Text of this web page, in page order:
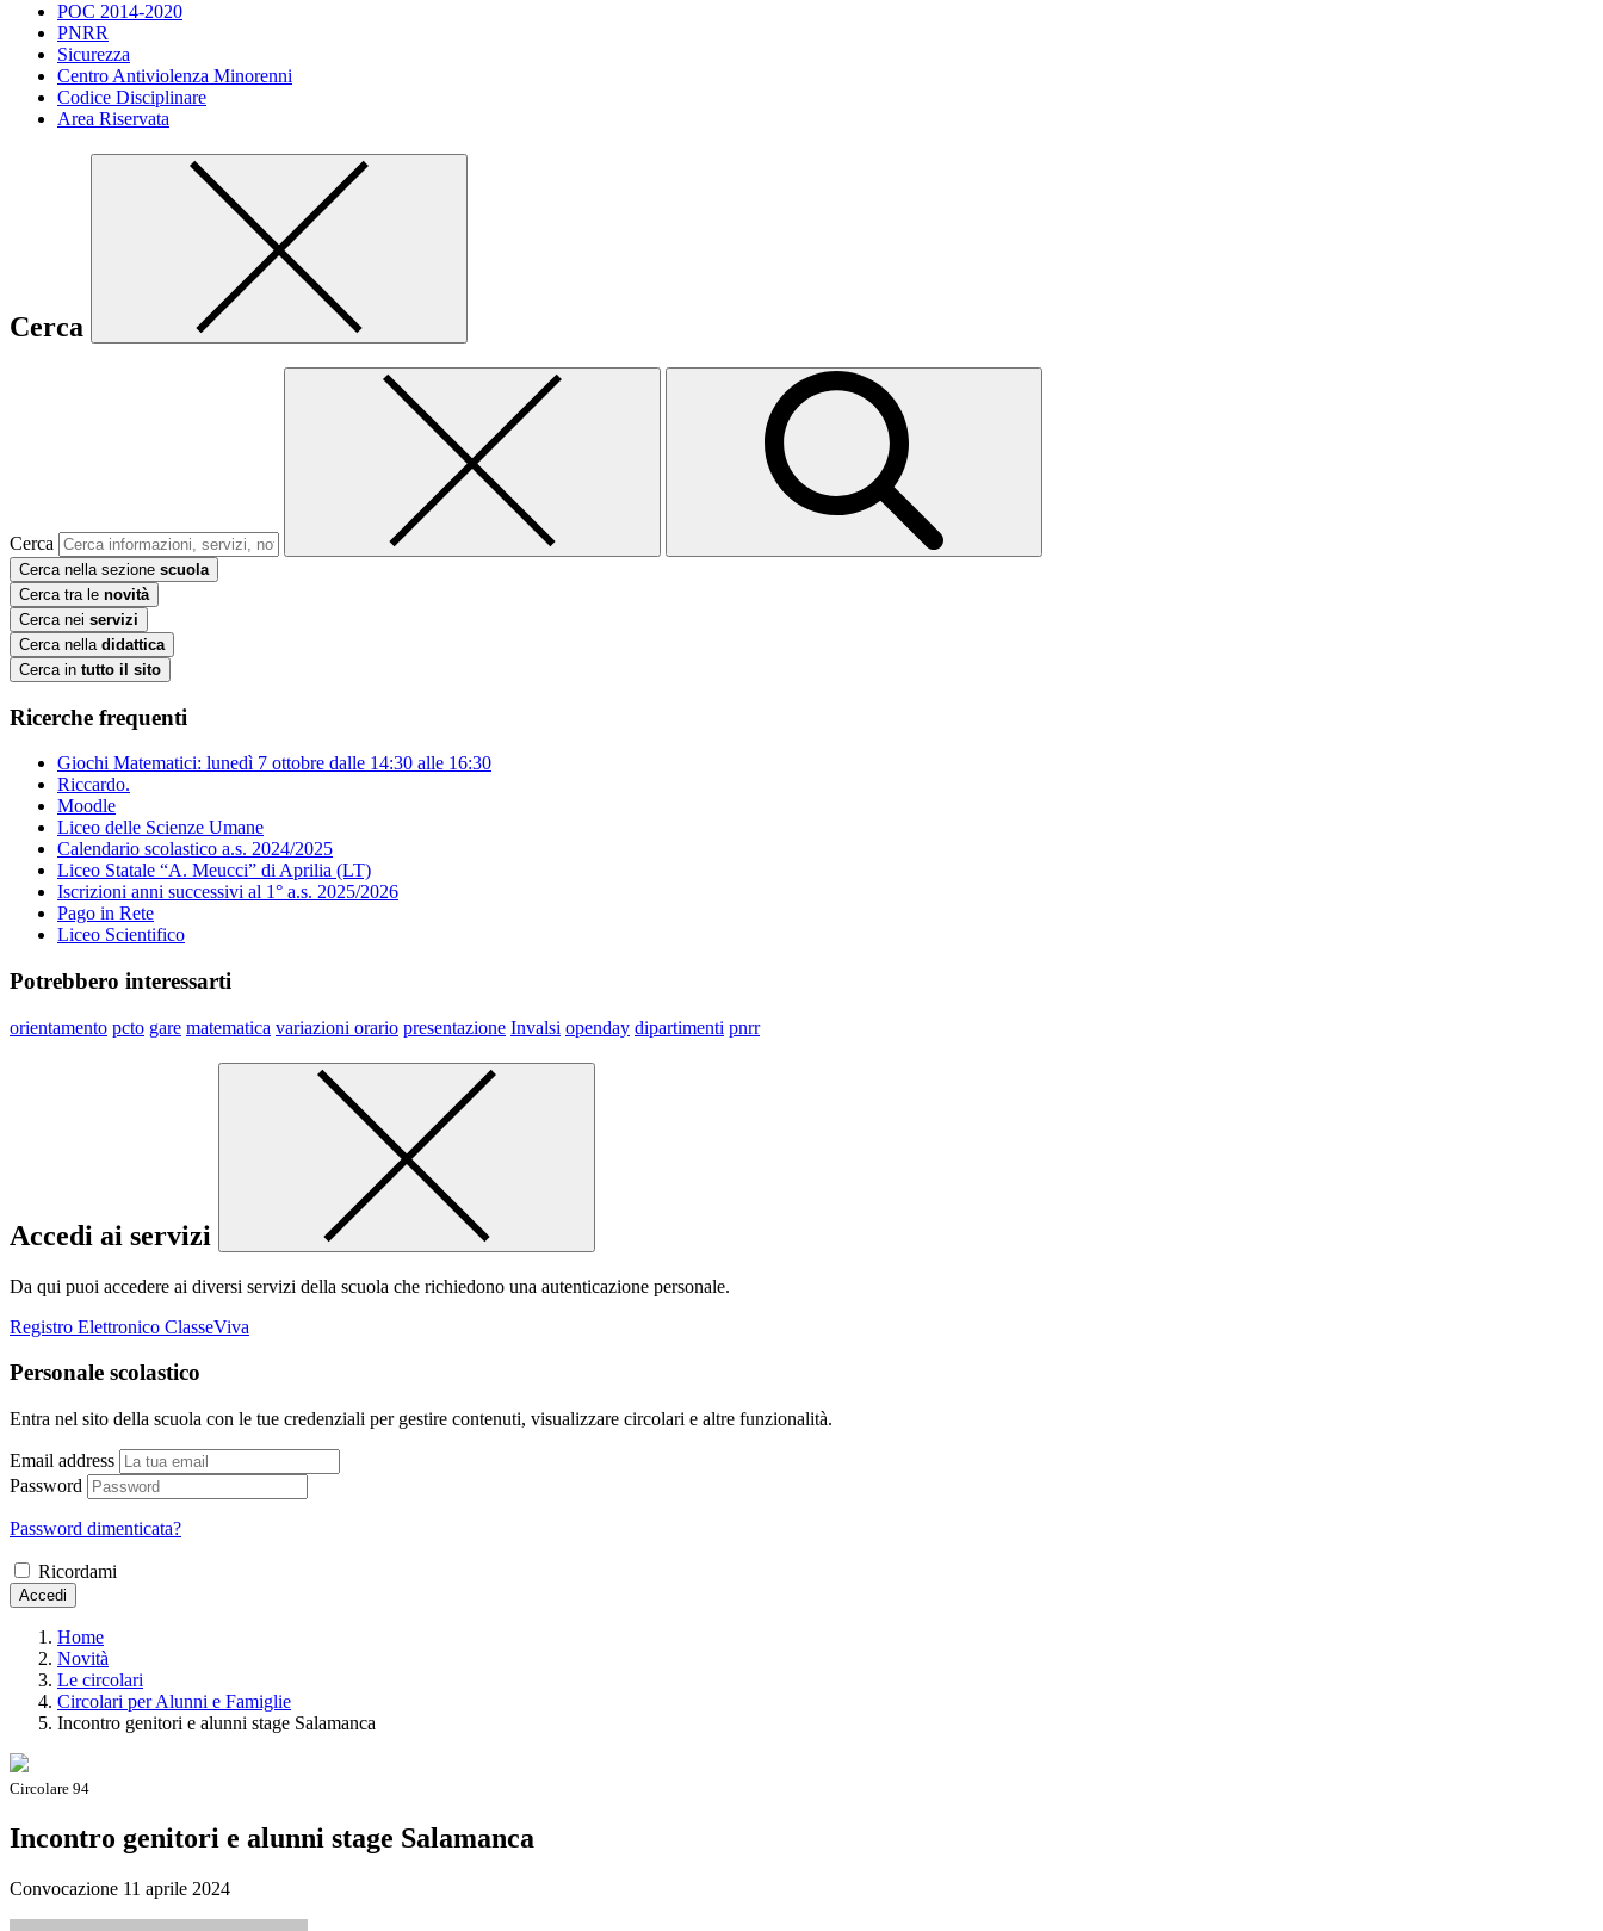
POC 2014-2020
PNRR
Sicurezza
Centro Antiviolenza Minorenni
Codice Disciplinare
Area Riservata
Cerca
Cerca
Cerca nella sezione scuola
Cerca tra le novità
Cerca nei servizi
Cerca nella didattica
Cerca in tutto il sito
Ricerche frequenti
Giochi Matematici: lunedì 7 ottobre dalle 14:30 alle 16:30
Riccardo.
Moodle
Liceo delle Scienze Umane
Calendario scolastico a.s. 2024/2025
Liceo Statale “A. Meucci” di Aprilia (LT)
Iscrizioni anni successivi al 1° a.s. 2025/2026
Pago in Rete
Liceo Scientifico
Potrebbero interessarti
orientamento pcto gare matematica variazioni orario presentazione Invalsi openday dipartimenti pnrr
Accedi ai servizi
Da qui puoi accedere ai diversi servizi della scuola che richiedono una autenticazione personale.
Registro Elettronico ClasseViva
Personale scolastico
Entra nel sito della scuola con le tue credenziali per gestire contenuti, visualizzare circolari e altre funzionalità.
Email address
Password
Password dimenticata?
Ricordami
Accedi
Home
Novità
Le circolari
Circolari per Alunni e Famiglie
Incontro genitori e alunni stage Salamanca
Circolare 94
Incontro genitori e alunni stage Salamanca
Convocazione 11 aprile 2024